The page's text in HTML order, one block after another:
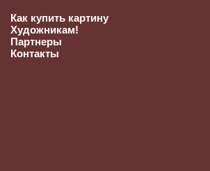
Как купить картину
Художникам!
Партнеры
Контакты